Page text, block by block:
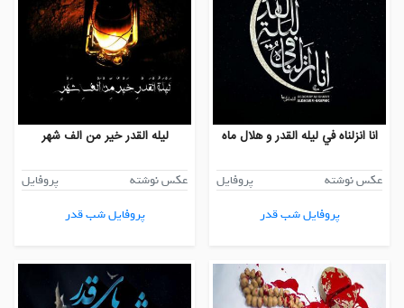
انا انزلناه في ليله القدر و هلال ماه
عکس نوشته
پروفایل
پروفایل شب قدر
لیله القدر خیر من الف شهر
عکس نوشته
پروفایل
پروفایل شب قدر